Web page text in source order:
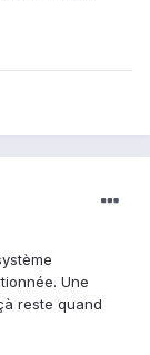
Une
reste quand